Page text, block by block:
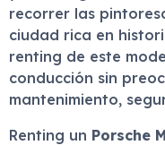
recorrer las
ciudad rica en
renting de este
conducción sin
mantenimiento,
Renting un Porsche